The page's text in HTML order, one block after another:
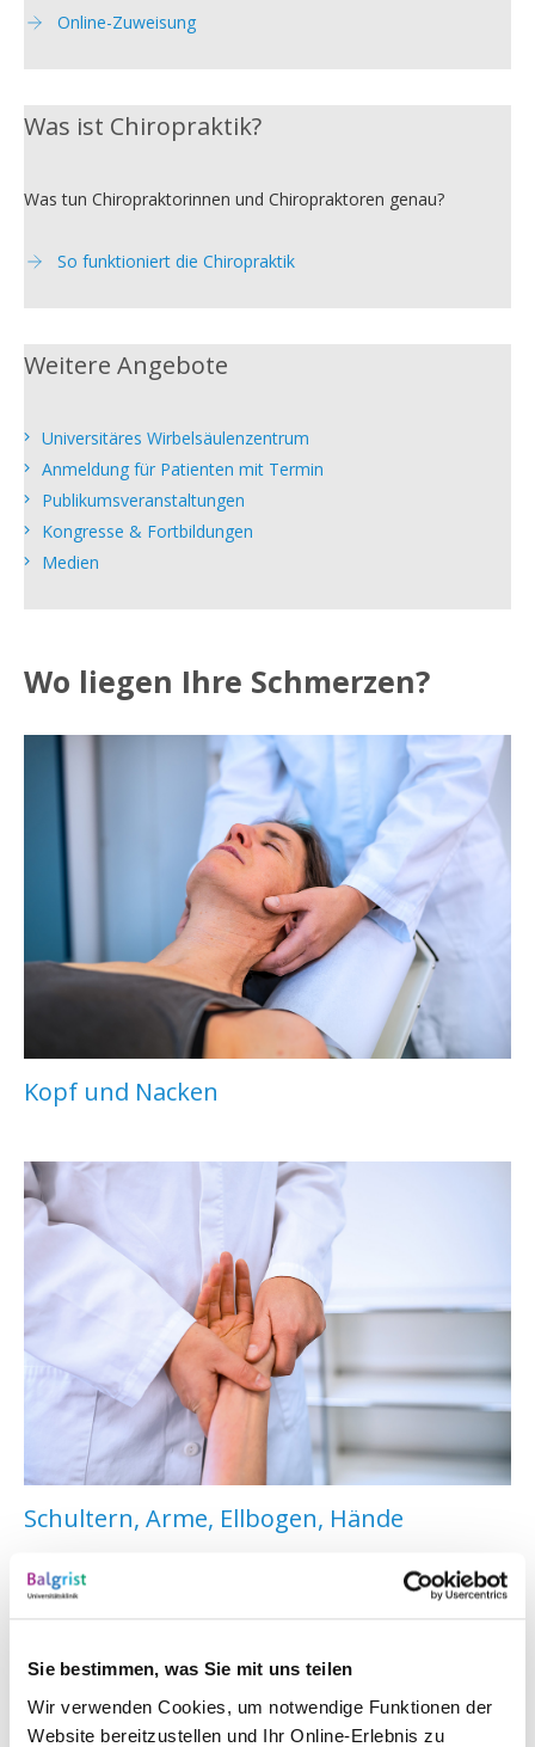
Sie bestimmen, was Sie mit uns teilen
Wir verwenden Cookies, um notwendige Funktionen der
Website bereitzustellen und Ihr Online-Erlebnis zu
Online-Zuweisung
Was ist Chiropraktik?
Was tun Chiropraktorinnen und Chiropraktoren genau?
So funktioniert die Chiropraktik
Weitere Angebote
Universitäres Wirbelsäulenzentrum
Anmeldung für Patienten mit Termin
Publikumsveranstaltungen
Kongresse & Fortbildungen
Medien
Wo liegen Ihre Schmerzen?
Kopf und Nacken
Schultern, Arme, Ellbogen, Hände